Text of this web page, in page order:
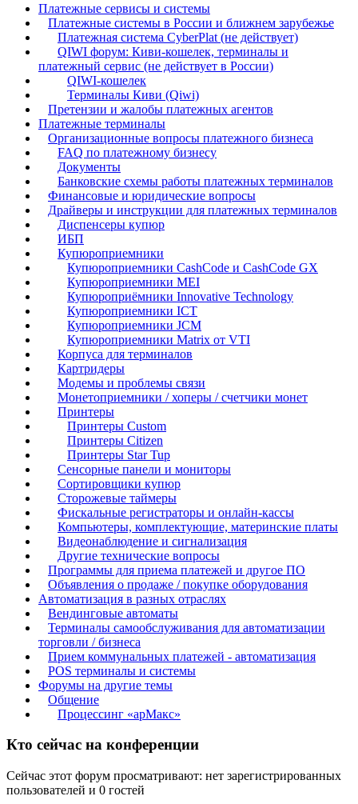
Платежные сервисы и системы
Платежные системы в России и ближнем зарубежье
Платежная система CyberPlat (не действует)
QIWI форум: Киви-кошелек, терминалы и
платежный сервис (не действует в России)
QIWI-кошелек
Терминалы Киви (Qiwi)
Претензии и жалобы платежных агентов
Платежные терминалы
Организационные вопросы платежного бизнеса
FAQ по платежному бизнесу
Документы
Банковские схемы работы платежных терминалов
Финансовые и юридические вопросы
Драйверы и инструкции для платежных терминалов
Диспенсеры купюр
ИБП
Купюроприемники
Купюроприемники CashCode и CashCode GX
Купюроприемники MEI
Купюроприёмники Innovative Technology
Купюроприемники ICT
Купюроприемники JCM
Купюроприемники Matrix от VTI
Корпуса для терминалов
Картридеры
Модемы и проблемы связи
Монетоприемники / хоперы / счетчики монет
Принтеры
Принтеры Custom
Принтеры Citizen
Принтеры Star Tup
Сенсорные панели и мониторы
Сортировщики купюр
Сторожевые таймеры
Фискальные регистраторы и онлайн-кассы
Компьютеры, комплектующие, материнские платы
Видеонаблюдение и сигнализация
Другие технические вопросы
Программы для приема платежей и другое ПО
Объявления о продаже / покупке оборудования
Автоматизация в разных отраслях
Вендинговые автоматы
Терминалы самообслуживания для автоматизации
торговли / бизнеса
Прием коммунальных платежей - автоматизация
POS терминалы и системы
Форумы на другие темы
Общение
Процессинг «арМакс»
Кто сейчас на конференции
Сейчас этот форум просматривают: нет зарегистрированных
пользователей и 0 гостей